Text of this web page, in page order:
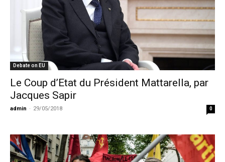
Debate on EU
Le Coup d’Etat du Président Mattarella, par
Jacques Sapir
admin - 29/05/2018 0